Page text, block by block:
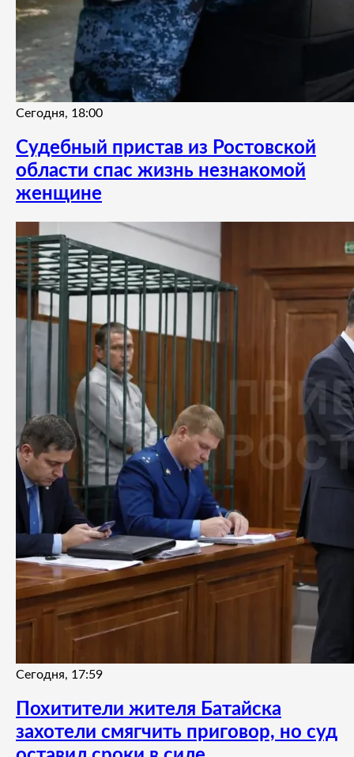
Сегодня, 18:00
Судебный пристав из Ростовской
области спас жизнь незнакомой
женщине
Сегодня, 17:59
Похитители жителя Батайска
захотели смягчить приговор, но суд